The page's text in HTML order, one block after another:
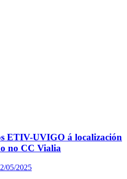
ETIV-UVIGO á localización
no CC Vialia
05/2025